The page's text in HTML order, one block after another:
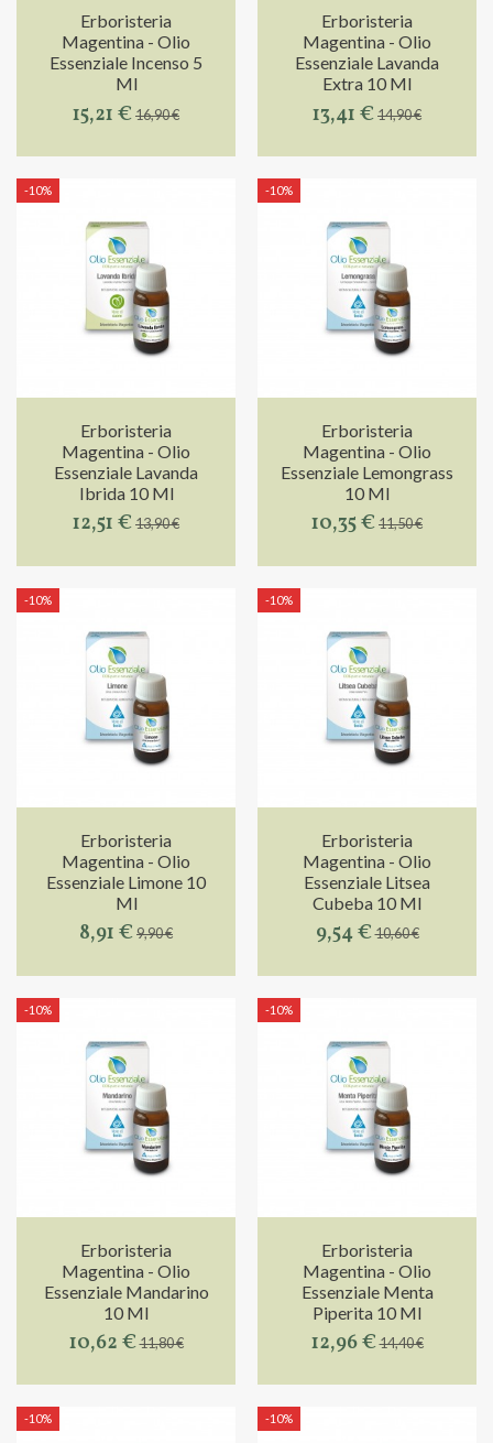
Erboristeria
Magentina - Olio
Essenziale Incenso 5
Ml
15,21 €16,90 €
Erboristeria
Magentina - Olio
Essenziale Lavanda
Extra 10 Ml
13,41 €14,90 €
-10%
Erboristeria
Magentina - Olio
Essenziale Lavanda
Ibrida 10 Ml
12,51 €13,90 €
-10%
Erboristeria
Magentina - Olio
Essenziale Lemongrass
10 Ml
10,35 €11,50 €
-10%
Erboristeria
Magentina - Olio
Essenziale Limone 10
Ml
8,91 €9,90 €
-10%
Erboristeria
Magentina - Olio
Essenziale Litsea
Cubeba 10 Ml
9,54 €10,60 €
-10%
Erboristeria
Magentina - Olio
Essenziale Mandarino
10 Ml
10,62 €11,80 €
-10%
Erboristeria
Magentina - Olio
Essenziale Menta
Piperita 10 Ml
12,96 €14,40 €
-10% -10%